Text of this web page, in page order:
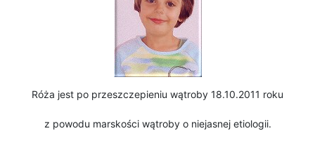
Róża jest po przeszczepieniu wątroby 18.10.2011 roku
z powodu marskości wątroby o niejasnej etiologii.